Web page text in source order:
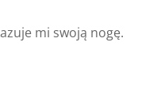
mi swoją nogę.